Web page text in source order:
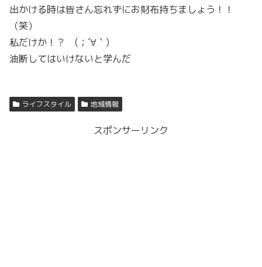
出かける時は皆さん忘れずにお財布持ちましょう！！
（笑）
私だけか！？ (；´∀｀)
油断してはいけないと学んだ
ライフスタイル 地域情報
スポンサーリンク